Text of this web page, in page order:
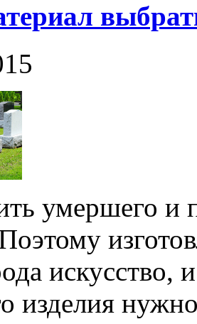
умершего и
искусство,
изделия